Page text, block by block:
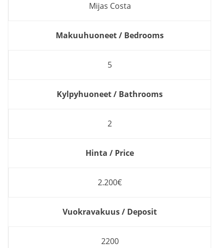
Mijas Costa
Makuuhuoneet / Bedrooms
5
Kylpyhuoneet / Bathrooms
2
Hinta / Price
2.200€
Vuokravakuus / Deposit
2200